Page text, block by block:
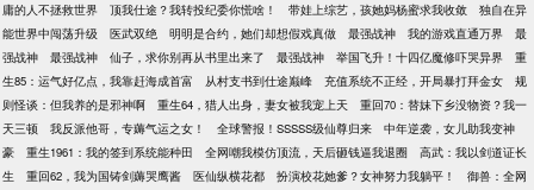
庸的人不拯救世界
顶我仕途？我转投纪委你慌啥！ 带娃上综艺，孩她妈杨蜜求我收敛
独自在异
能世界中闯荡升级
医武双绝 明明是合约，她们却想假戏真做 最强战神 我的游戏直通万界
最
强战神
最强战神 仙子，求你别再从书里出来了 最强战神 举国飞升！十四亿魔修吓哭异界
重
生85：运气好亿点，我靠赶海成首富
从村支书到仕途巅峰 充值系统不正经，开局暴打拜金女
规
则怪谈：但我养的是邪神啊
重生64，猎人出身，妻女被我宠上天
重回70：替妹下乡没物资？我一
天三顿
我反派他哥，专薅气运之女！ 全球警报！SSSSS级仙尊归来
中年逆袭，女儿助我变神
豪
重生1961：我的签到系统能种田 全网嘲我模仿顶流，天后砸钱逼我退圈
高武：我以剑道证长
生
重回62，我为国铸剑薅哭鹰酱 医仙纵横花都 扮演校花她爹？女神努力我躺平！
御兽：全网